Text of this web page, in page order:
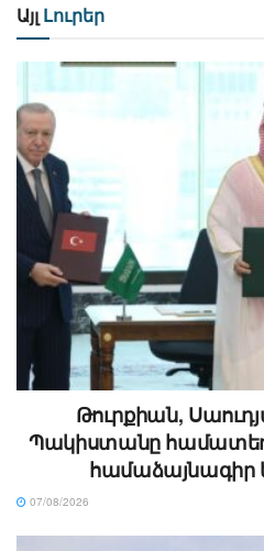
Այլ Լուրեր
Թուրքիան,
Պակիստանը
համաձայնագիր
07/08/2026